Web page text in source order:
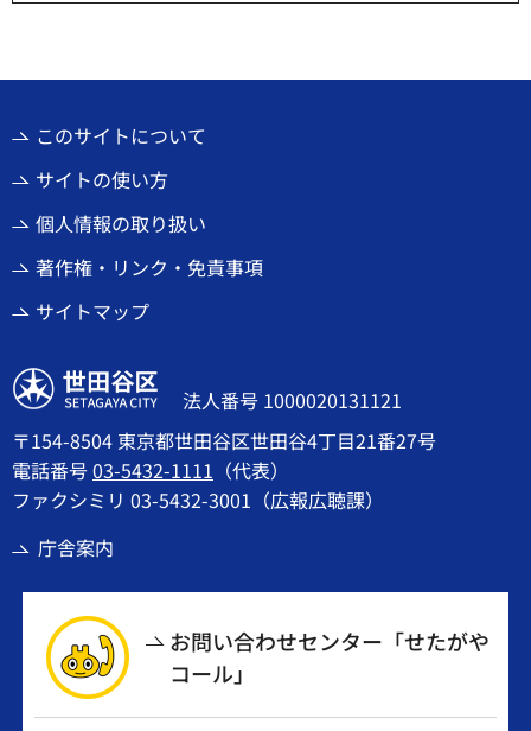
このサイトについて
サイトの使い方
個人情報の取り扱い
著作権・リンク・免責事項
サイトマップ
世田谷区
法人番号 1000020131121
〒154-8504 東京都世田谷区世田谷4丁目21番27号
電話番号03-5432-1111 （代表）
ファクシミリ 03-5432-3001（広報広聴課）
庁舎案内
お問い合わせセンター「せたがや
コール」